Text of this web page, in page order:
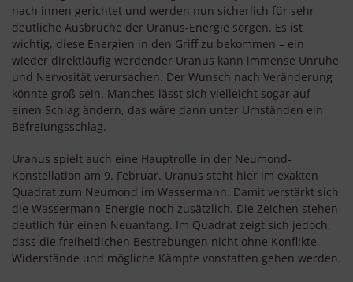
nach innen gerichtet und werden nun sicherlich für sehr
deutliche Ausbrüche der Uranus-Energie sorgen. Es ist
wichtig, diese Energien in den Griff zu bekommen – ein
wieder direktläufig werdender Uranus kann immense Unruhe
und Nervosität verursachen. Der Wunsch nach Veränderung
könnte groß sein. Manches lässt sich vielleicht sogar auf
einen Schlag ändern, das wäre dann unter Umständen ein
Befreiungsschlag.
Uranus spielt auch eine Hauptrolle in der Neumond-
Konstellation am 9. Februar. Uranus steht hier im exakten
Quadrat zum Neumond im Wassermann. Damit verstärkt sich
die Wassermann-Energie noch zusätzlich. Die Zeichen stehen
deutlich für einen Neuanfang. Im Quadrat zeigt sich jedoch,
dass die freiheitlichen Bestrebungen nicht ohne Konflikte,
Widerstände und mögliche Kämpfe vonstatten gehen werden.